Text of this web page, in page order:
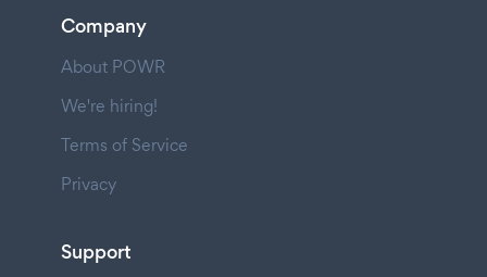
Company
About POWR
We're hiring!
Terms of Service
Privacy
Support